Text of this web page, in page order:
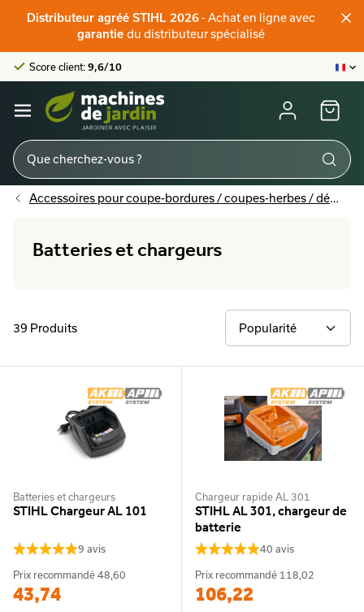
Distributeur agréé STIHL 2026- Achat en ligne avec
garantie du distributeur spécialisé
Distributeur officiel STIHL
9,6/10
La plus grande offre en ligne
Distributeur officiel STIHL
Score client: 9,6/10
Accessoires pour coupe-bordures / coupes-herbes / débroussailleuses
Batteries et chargeurs
39 Produits
Batteries et chargeurs
STIHL Chargeur AL 101
9 avis
Prix recommandé 48,60
43,74
Chargeur rapide AL 301
STIHL AL 301, chargeur de
batterie
40 avis
Prix recommandé 118,02
106,22